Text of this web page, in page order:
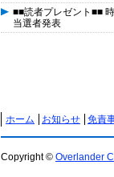
■■読者プレゼント■■
当選者発表
ホーム お知らせ 免責
Copyright © Overlander